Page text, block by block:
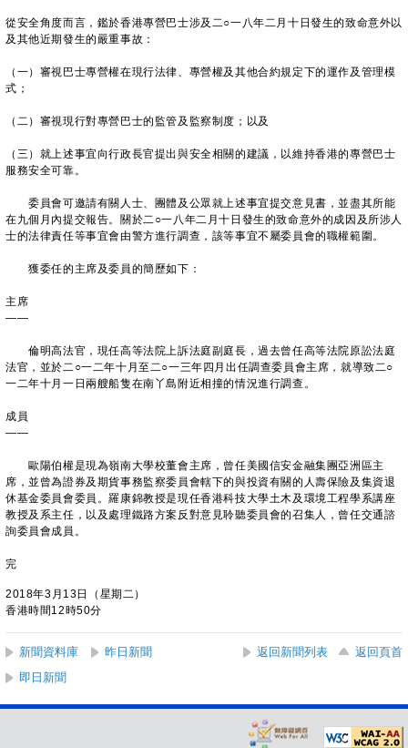
從安全角度而言，鑑於香港專營巴士涉及二○一八年二月十日發生的致命意外以
及其他近期發生的嚴重事故：
（一）審視巴士專營權在現行法律、專營權及其他合約規定下的運作及管理模
式；
（二）審視現行對專營巴士的監管及監察制度；以及
（三）就上述事宜向行政長官提出與安全相關的建議，以維持香港的專營巴士
服務安全可靠。
委員會可邀請有關人士、團體及公眾就上述事宜提交意見書，並盡其所能
在九個月內提交報告。關於二○一八年二月十日發生的致命意外的成因及所涉人
士的法律責任等事宜會由警方進行調查，該等事宜不屬委員會的職權範圍。
獲委任的主席及委員的簡歷如下：
主席
——
倫明高法官，現任高等法院上訴法庭副庭長，過去曾任高等法院原訟法庭
法官，並於二○一二年十月至二○一三年四月出任調查委員會主席，就導致二○
一二年十月一日兩艘船隻在南丫島附近相撞的情況進行調查。
成員
——
歐陽伯權是現為嶺南大學校董會主席，曾任美國信安金融集團亞洲區主
席，並曾為證券及期貨事務監察委員會轄下的與投資有關的人壽保險及集資退
休基金委員會委員。羅康錦教授是現任香港科技大學土木及環境工程學系講座
教授及系主任，以及處理鐵路方案反對意見聆聽委員會的召集人，曾任交通諮
詢委員會成員。
完
2018年3月13日（星期二）
香港時間12時50分
新聞資料庫 昨日新聞 返回新聞列表
返回頁首
即日新聞